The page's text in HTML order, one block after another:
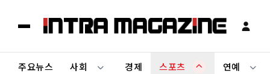
주요뉴스 사회 경제 스포츠 연예